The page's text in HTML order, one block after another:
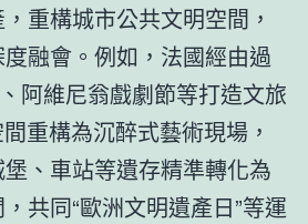
重構城市公共文明空間，
融會。例如，法國經由過
阿維尼翁戲劇節等打造文旅
重構為沉醉式藝術現場，
、車站等遺存精準轉化為
共同“歐洲文明遺產日”等運